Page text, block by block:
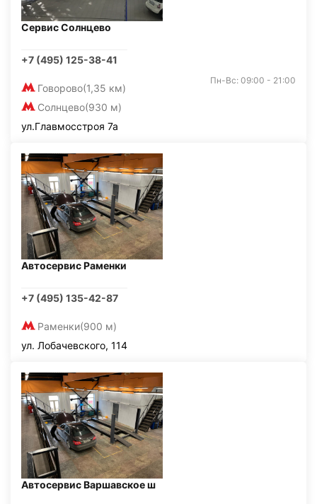
Сервис Солнцево
+7 (495) 125-38-41
Говорово(1,35 км)
Солнцево(930 м)
Пн-Вс: 09:00 - 21:00
ул.Главмосстроя 7а
Автосервис Раменки
+7 (495) 135-42-87
Раменки(900 м)
ул. Лобачевского, 114
Автосервис Варшавское ш